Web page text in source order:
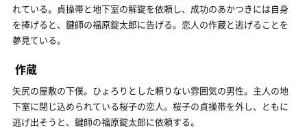
れている。貞操帯と地下室の解錠を依頼し、成功のあかつきには自身
を捧げると、鍵師の福原錠太郎に告げる。恋人の作蔵と逃げることを
夢見ている。
作蔵
矢尻の屋敷の下僕。ひょろりとした頼りない雰囲気の男性。主人の地
下室に閉じ込められている桜子の恋人。桜子の貞操帯を外し、ともに
逃げ出そうと、鍵師の福原錠太郎に依頼する。